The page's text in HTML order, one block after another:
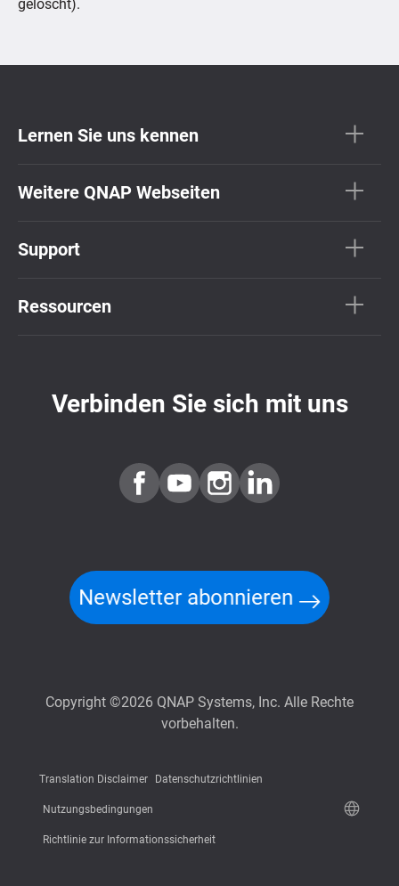
gelöscht).
Lernen Sie uns kennen
Weitere QNAP Webseiten
Support
Ressourcen
Verbinden Sie sich mit uns
Newsletter abonnieren
Copyright ©2026 QNAP Systems, Inc. Alle Rechte
vorbehalten.
Translation Disclaimer Datenschutzrichtlinien
Nutzungsbedingungen
Richtlinie zur Informationssicherheit